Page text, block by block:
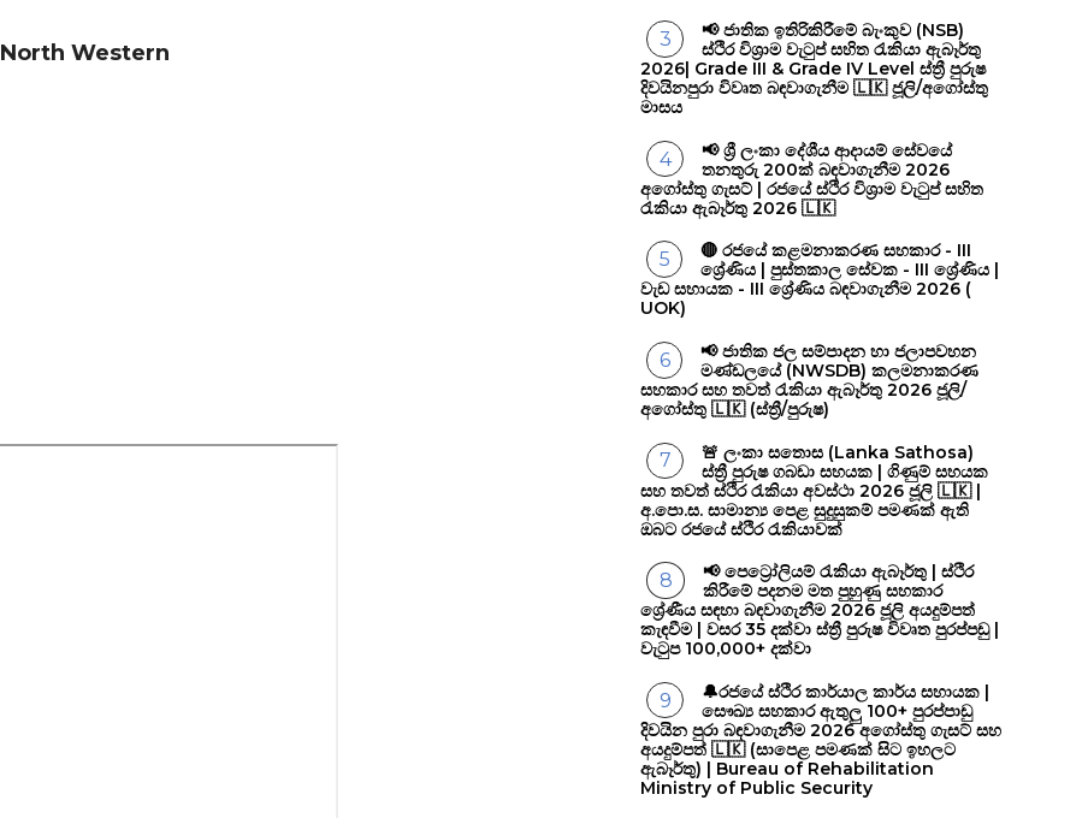
North Western
📢 ජාතික ඉතිරිකිරීමේ බැංකුව (NSB)
ස්ථිර විශ්‍රාම වැටුප් සහිත රැකියා ඇබෑර්තු
2026| Grade III & Grade IV Level ස්ත්‍රී පුරුෂ
දිවයිනපුරා විවෘත බඳවාගැනීම 🇱🇰 ජූලි/අගෝස්තු
මාසය
📢 ශ්‍රී ලංකා දේශීය ආදායම් සේවයේ
තනතුරු 200ක් බඳවාගැනීම 2026
අගෝස්තු ගැසට් | රජයේ ස්ථිර විශ්‍රාම වැටුප් සහිත
රැකියා ඇබෑර්තු 2026 🇱🇰
🔴 රජයේ කළමනාකරණ සහකාර - III
ශ්‍රේණිය | පුස්තකාල සේවක - III ශ්‍රේණිය |
වැඩ සහායක - III ශ්‍රේණිය බඳවාගැනීම 2026 (
UOK)
📢 ජාතික ජල සම්පාදන හා ජලාපවහන
මණ්ඩලයේ (NWSDB) කලමනාකරණ
සහකාර සහ තවත් රැකියා ඇබෑර්තු 2026 ජූලි/
අගෝස්තු 🇱🇰 (ස්ත්‍රී/පුරුෂ)
🚨 ලංකා සතොස (Lanka Sathosa)
ස්ත්‍රී පුරුෂ ගබඩා සහයක | ගිණුම් සහයක
සහ තවත් ස්ථිර රැකියා අවස්ථා 2026 ජූලි 🇱🇰 |
අ.පො.ස. සාමාන්‍ය පෙළ සුදුසුකම් පමණක් ඇති
ඔබට රජයේ ස්ථිර රැකියාවක්
📢 පෙට්‍රෝලියම් රැකියා ඇබෑර්තු | ස්ථිර
කිරීමේ පදනම මත පුහුණු සහකාර
ශ්‍රේණීය සඳහා බඳවාගැනීම 2026 ජූලි අයදුම්පත්
කැඳවීම | වසර 35 දක්වා ස්ත්‍රී පුරුෂ විවෘත පුරප්පඩු |
වැටුප 100,000+ දක්වා
🔔රජයේ ස්ථිර කාර්යාල කාර්ය සහායක |
සෞඛ්‍ය සහකාර ඇතුලු 100+ පුරප්පාඩු
දිවයින පුරා බඳවාගැනීම 2026 අගෝස්තු ගැසට් සහ
අයදුම්පත් 🇱🇰 (සාපෙළ පමණක් සිට ඉහලට
ඇබෑර්තු) | Bureau of Rehabilitation
Ministry of Public Security